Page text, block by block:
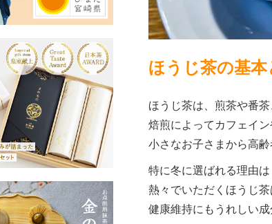
ほうじ茶の基本
ほうじ茶は、煎茶や番
焙煎によってカフェイ
小さなお子さまから高
特に冬に選ばれる理由
熱々でいただくほうじ
健康維持にもうれしい成